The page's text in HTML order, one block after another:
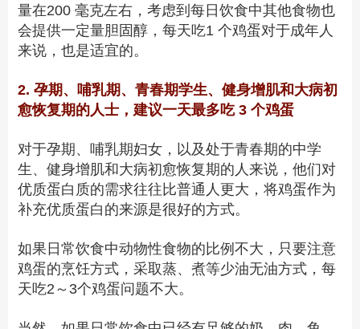
量在200 毫克左右，考虑到每日饮食中其他食物也
会提供一定量胆固醇，每天吃1 个鸡蛋对于成年人
来说，也是适宜的。
2. 孕期、哺乳期、青春期学生、健身增肌和大病初
愈恢复期的人士，建议一天最多吃 3 个鸡蛋
对于孕期、哺乳期妇女，以及处于青春期的中学
生、健身增肌和大病初愈恢复期的人来说，他们对
优质蛋白质的需求往往比普通人更大，将鸡蛋作为
补充优质蛋白的来源是很好的方式。
如果日常饮食中动物性食物的比例不大，只要注意
鸡蛋的烹饪方式，采取蒸、煮等少油无油方式，每
天吃2 ～ 3个鸡蛋问题不大。